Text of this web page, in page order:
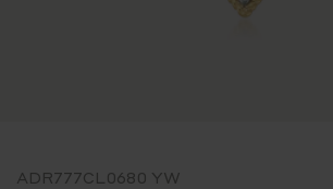
ADR777CL0680 YW